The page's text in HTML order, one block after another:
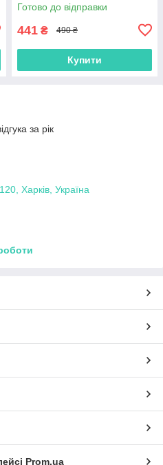
Готово до відправки
441 ₴ 490 ₴
Купити
за рік
Харків, Україна
Prom.ua